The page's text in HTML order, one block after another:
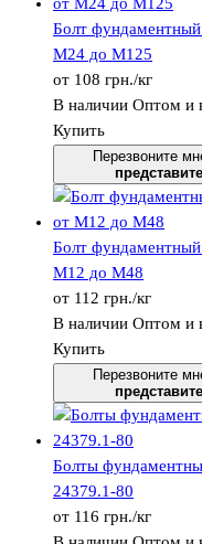
Болт
М24 до М125
от 108 грн./кг
В наличии Оптом и
Купить
Перезвоните
Болт
М12 до М48
от 112 грн./кг
В наличии Оптом и
Купить
Перезвоните
Болты
24379.1-80
от 116 грн./кг